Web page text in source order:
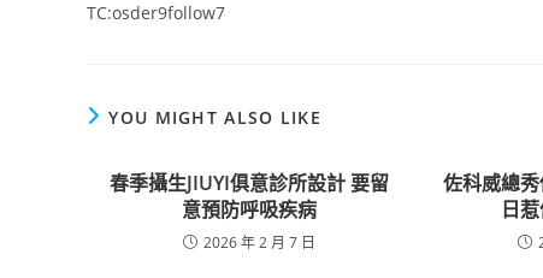
TC:osder9follow7
YOU MIGHT ALSO LIKE
春季攝生JIUYI俱意診所設計 要留
意預防呼吸疾病
2026 年 2 月 7 日
佐科威總
日